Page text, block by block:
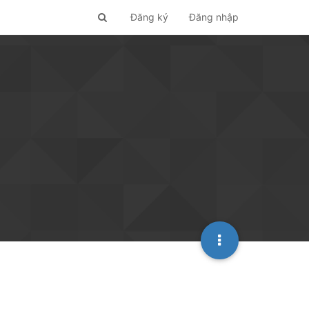
Đăng ký Đăng nhập